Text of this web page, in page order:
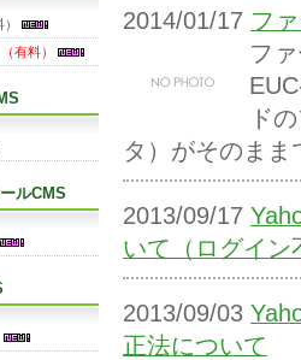
2014/01/17 フ
フ
ド
タ）がそのま
2013/09/17
いて（ログイン
2013/09/03
正法について
）
（有料）
ルCMS